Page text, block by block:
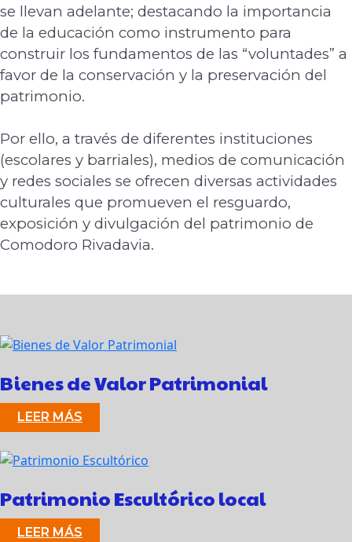
se llevan adelante; destacando la importancia
de la educación como instrumento para
construir los fundamentos de las “voluntades” a
favor de la conservación y la preservación del
patrimonio.
Por ello, a través de diferentes instituciones
(escolares y barriales), medios de comunicación
y redes sociales se ofrecen diversas actividades
culturales que promueven el resguardo,
exposición y divulgación del patrimonio de
Comodoro Rivadavia.
Bienes de Valor Patrimonial
LEER MÁS
Patrimonio Escultórico local
LEER MÁS